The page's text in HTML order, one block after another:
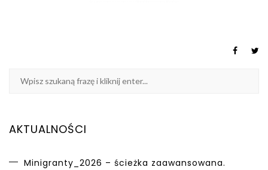
AKTUALNOŚCI
Minigranty_2026 – ścieżka zaawansowana.